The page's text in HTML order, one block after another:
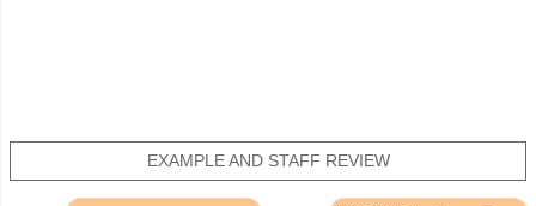
EXAMPLE AND STAFF REVIEW